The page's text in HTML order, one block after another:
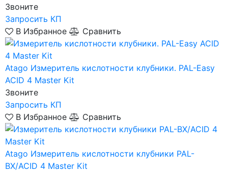
Звоните
Запросить КП
В Избранное
Сравнить
Atago Измеритель кислотности клубники. PAL-Easy
ACID 4 Master Kit
Звоните
Запросить КП
В Избранное
Сравнить
Atago Измеритель кислотности клубники PAL-
BX/ACID 4 Master Kit